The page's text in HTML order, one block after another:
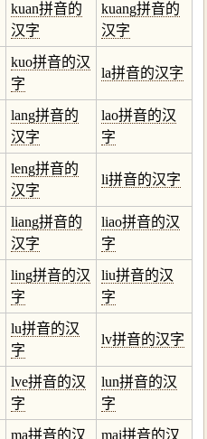
kuan拼音的
汉字
kuang拼音的
汉字
kuo拼音的汉
字
la拼音的汉字
lang拼音的
汉字
lao拼音的汉
字
leng拼音的
汉字
li拼音的汉字
liang拼音的
汉字
liao拼音的汉
字
ling拼音的汉
字
liu拼音的汉
字
lu拼音的汉
字
lv拼音的汉字
lve拼音的汉
字
lun拼音的汉
字
ma拼音的汉
mai拼音的汉